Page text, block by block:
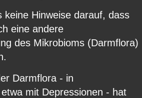
keine Hinweise darauf, dass
eine andere
des Mikrobioms (Darmflora)
Darmflora - in
mit Depressionen - hat